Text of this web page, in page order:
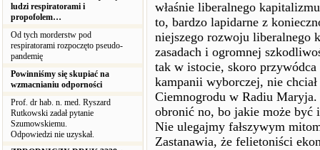
ludzi respiratorami i
propofolem…
Od tych morderstw pod
respiratorami rozpoczęto pseudo-
pandemię
Powinniśmy się skupiać na
wzmacnianiu odporności
Prof. dr hab. n. med. Ryszard
Rutkowski zadał pytanie
Szumowskiemu.
Odpowiedzi nie uzyskał.
właśnie liberalnego
to, bardzo lapidarne z
niejszego rozwoju liberalnego
zasadach i ogromnej
tak w istocie, skoro
kampanii wyborczej, nie
Ciemnogrodu w Radiu
obronić no, bo jakie może być
Nie ulegajmy fałszywym
Zastanawia, że felietoniści